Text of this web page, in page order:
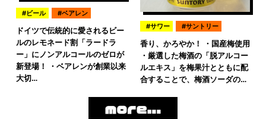
ビール ベアレン
ドイツで伝統的に愛されるビー
ルのレモネード割「ラードラ
ー」にノンアルコールのゼロが
新登場！ ・ベアレンが創業以来
大切…
サワー サントリー
香り、かろやか！ ・国産梅使用
・厳選した梅酒の「脱アルコー
ルエキス」を梅果汁とともに配
合することで、梅酒ソーダの…